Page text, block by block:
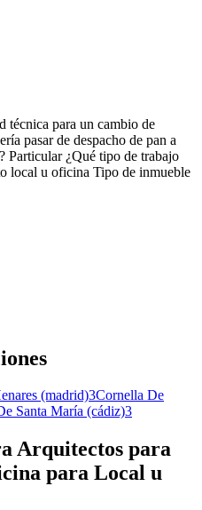
técnica para un cambio de
pasar de despacho de pan a
Particular ¿Qué tipo de trabajo
local u oficina Tipo de inmueble
(madrid)3Cornella De
Santa María (cádiz)3
Arquitectos para
para Local u